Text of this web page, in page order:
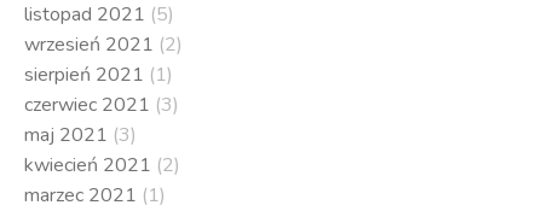
listopad 2021 (5)
wrzesień 2021 (2)
sierpień 2021 (1)
czerwiec 2021 (3)
maj 2021 (3)
kwiecień 2021 (2)
marzec 2021 (1)